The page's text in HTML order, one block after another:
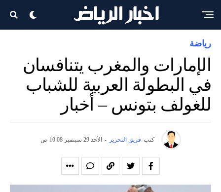
رياضة
الإمارات والمغرب يتنافسان
في البطولة العربية للشباب
للغولف بتونس – أخبار
كتب فريق التحرير - الأحد 29 سبتمبر 10:08 ص